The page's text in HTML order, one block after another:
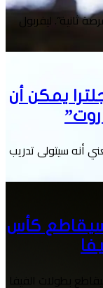
ثانية”. ليفربول
يمكن أن
أنه سيتولى تدريب
سيقاطع كأس